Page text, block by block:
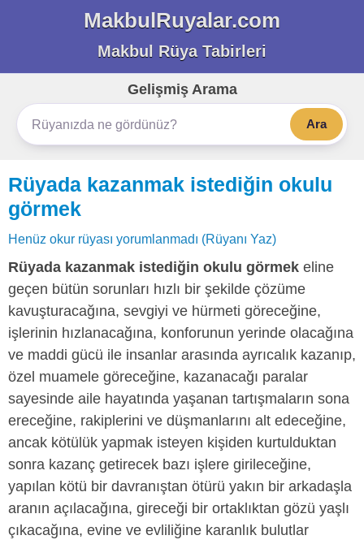
MakbulRuyalar.com
Makbul Rüya Tabirleri
Gelişmiş Arama
Ara
Rüyada kazanmak istediğin okulu
görmek
Henüz okur rüyası yorumlanmadı (Rüyanı Yaz)
Rüyada kazanmak istediğin okulu görmek eline
geçen bütün sorunları hızlı bir şekilde çözüme
kavuşturacağına, sevgiyi ve hürmeti göreceğine,
işlerinin hızlanacağına, konforunun yerinde olacağına
ve maddi gücü ile insanlar arasında ayrıcalık kazanıp,
özel muamele göreceğine, kazanacağı paralar
sayesinde aile hayatında yaşanan tartışmaların sona
ereceğine, rakiplerini ve düşmanlarını alt edeceğine,
ancak kötülük yapmak isteyen kişiden kurtulduktan
sonra kazanç getirecek bazı işlere girileceğine,
yapılan kötü bir davranıştan ötürü yakın bir arkadaşla
aranın açılacağına, gireceği bir ortaklıktan gözü yaşlı
çıkacağına, evine ve evliliğine karanlık bulutlar